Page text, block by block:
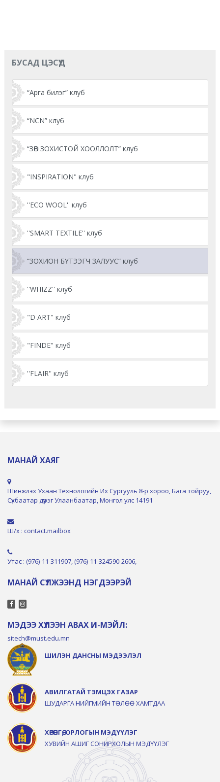
БУСАД ЦЭСҮҮД
“Арга билэг” клуб
“NCN” клуб
“ЗӨВ ЗОХИСТОЙ ХООЛЛОЛТ” клуб
"INSPIRATION" клуб
''ECO WOOL'' клуб
''SMART TEXTILE'' клуб
“ЗОХИОН БҮТЭЭГЧ ЗАЛУУС” клуб
''WHIZZ'' клуб
"D ART" клуб
"FINDE" клуб
''FLAIR'' клуб
МАНАЙ ХАЯГ
Шинжлэх Ухаан Технологийн Их Сургууль 8-р хороо, Бага тойруу,
Сүхбаатар дүүрэг Улаанбаатар, Монгол улс 14191
Ш/х : contact.mailbox
Утас : (976)-11-311907, (976)-11-324590-2606,
МАНАЙ СҮЛЖЭЭНД НЭГДЭЭРЭЙ
МЭДЭЭ ХҮЛЭЭН АВАХ И-МЭЙЛ:
sitech@must.edu.mn
ШИЛЭН ДАНСНЫ МЭДЭЭЛЭЛ
АВИЛГАТАЙ ТЭМЦЭХ ГАЗАР
ШУДАРГА НИЙГМИЙН ТӨЛӨӨ ХАМТДАА
ХӨРӨНГӨ, ОРЛОГЫН МЭДҮҮЛЭГ
ХУВИЙН АШИГ СОНИРХОЛЫН МЭДҮҮЛЭГ